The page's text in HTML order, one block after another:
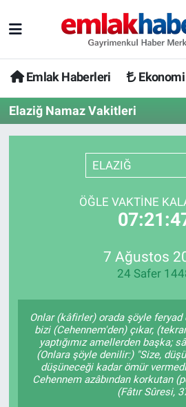
Emlak Haberleri
Elaziğ Namaz Vakitleri
ELAZIĞ
ÖĞLE VAKTINE
7 Ağustos
24 Safer
Onlar (kâfirler) orada şöyle feryad
bizi (Cehennem'den) çıkar,
yaptığımız amellerden başka;
(Onlara şöyle denilir:) "Size,
düşüneceği kadar ömür
Cehennem azâbından korkutan
(Fâtır Sûresi,